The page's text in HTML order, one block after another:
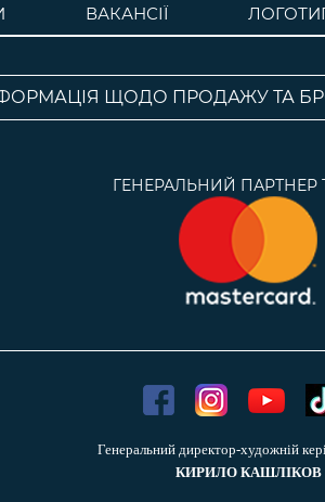
ВАКАНСІЇ
ЩОДО ПРОДАЖУ ТА
ГЕНЕРАЛЬНИЙ ПАРТНЕР
Генеральний директор-художній
КИРИЛО КАШЛІКОВ